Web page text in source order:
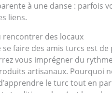
à une danse : parfois
liens.
rencontrer des locaux
se faire des amis turcs est
vous imprégner du
artisanaux. Pourquoi
le turc tout en